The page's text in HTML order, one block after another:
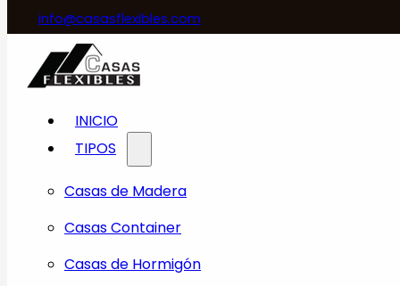
info@casasflexibles.com
INICIO
TIPOS
Casas de Madera
Casas Container
Casas de Hormigón